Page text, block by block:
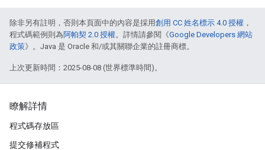
除非另有註明，否則本頁面中的內容是採用創用 CC 姓名標示 4.0 授權 ，
程式碼範例則為阿帕契 2.0 授權。詳情請參閱《Google Developers 網站
政策》。Java 是 Oracle 和/或其關聯企業的註冊商標。
上次更新時間：2025-08-08 (世界標準時間)。
瞭解詳情
程式碼存放區
提交修補程式